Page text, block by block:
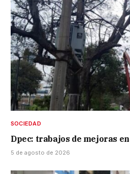
SOCIEDAD
Dpec: trabajos de mejoras
5 de agosto de 2026